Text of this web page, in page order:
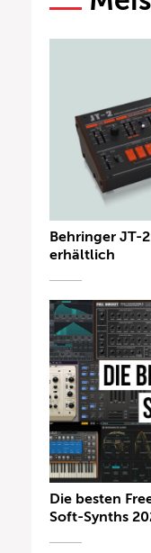
Behringer JT-
erhältlich
Die besten
Soft-Synths